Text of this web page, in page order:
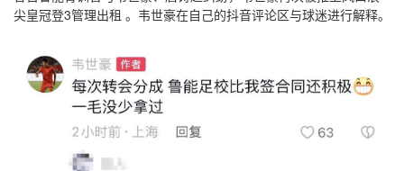
尖皇冠登3管理出租 。韦世豪在自己的抖音评论区与球迷进行解释。